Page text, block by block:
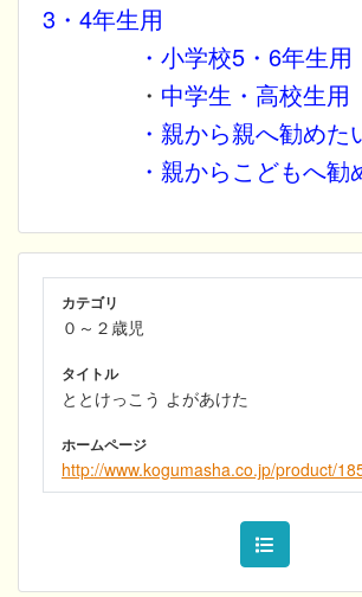
3・4年生用
・小学校5・6年生用
・ 中学生・高校生用
・親から親へ勧めた
・親からこどもへ勧
カテゴリ
０～２歳児
タイトル
ととけっこう よがあけた
ホームページ
http://www.kogumasha.co.jp/product/